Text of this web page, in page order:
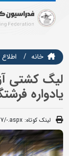
خانه
لیگ کشتی
یادواره
لینک کوتاه: .aspx